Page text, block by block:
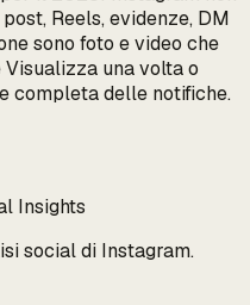
Reels, evidenze, DM
sono foto e video che
una volta o
completa delle notifiche.
Insights
social di Instagram.